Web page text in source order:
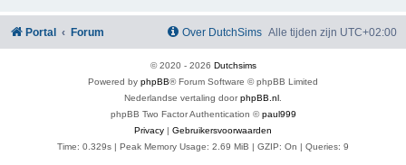
Portal Forum Alle tijden zijn UTC+02:00
Over DutchSims
© 2020 - 2026 Dutchsims
Powered by phpBB® Forum Software © phpBB Limited
Nederlandse vertaling doorphpBB.nl
phpBB Two Factor Authentication ©paul999
Privacy | Gebruikersvoorwaarden
Time: 0.329s | Peak Memory Usage: 2.69 MiB | GZIP: On | Queries: 9